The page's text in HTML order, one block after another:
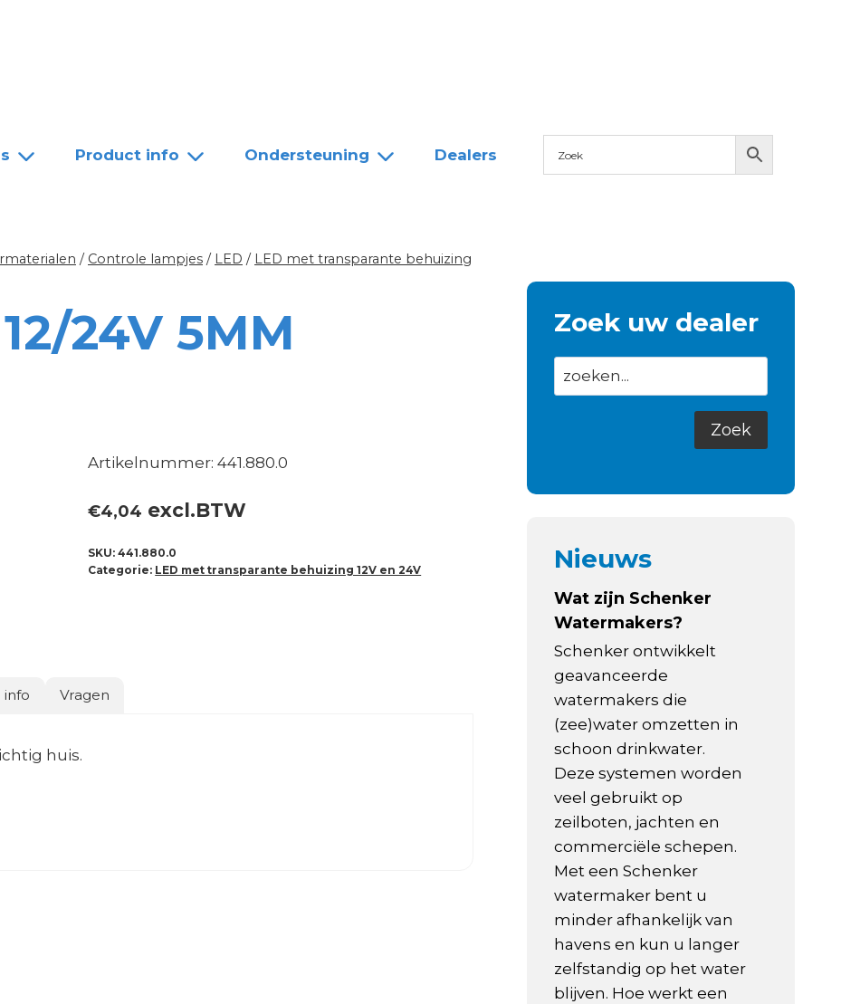
Product info Ondersteuning Dealers
/ Controle lampjes / LED / LED met transparante behuizing
24V 5MM
Artikelnummer: 441.880.0
€4,04 excl.BTW
SKU:441.880.0
Categorie: LED met transparante behuizing 12V en 24V
info Vragen
huis.
Zoek uw dealer
Nieuws
Wat zijn Schenker
Watermakers?
Schenker ontwikkelt
geavanceerde
watermakers die
(zee)water omzetten in
schoon drinkwater.
Deze systemen worden
veel gebruikt op
zeilboten, jachten en
commerciële schepen.
Met een Schenker
watermaker bent u
minder afhankelijk van
havens en kun u langer
zelfstandig op het water
blijven. Hoe werkt een